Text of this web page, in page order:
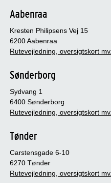
Aabenraa
Kresten Philipsens Vej 15
6200 Aabenraa
Rutevejledning, oversigtskort
Sønderborg
Sydvang 1
6400 Sønderborg
Rutevejledning, oversigtskort
Tønder
Carstensgade 6-10
6270 Tønder
Rutevejledning, oversigtskort